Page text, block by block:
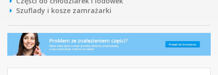
Szuflady i kosze zamrażarki